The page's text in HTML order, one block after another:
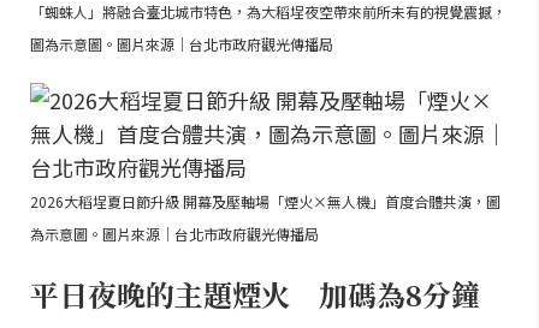
「蜘蛛人」將融合臺北城市特色，為大稻埕夜空帶來前所未有的視覺震撼，
圖為示意圖。圖片來源｜台北市政府觀光傳播局
2026大稻埕夏日節升級 開幕及壓軸場「煙火×無人機」首度合體共演，圖
為示意圖。圖片來源｜台北市政府觀光傳播局
平日夜晚的主題煙火 加碼為8分鐘